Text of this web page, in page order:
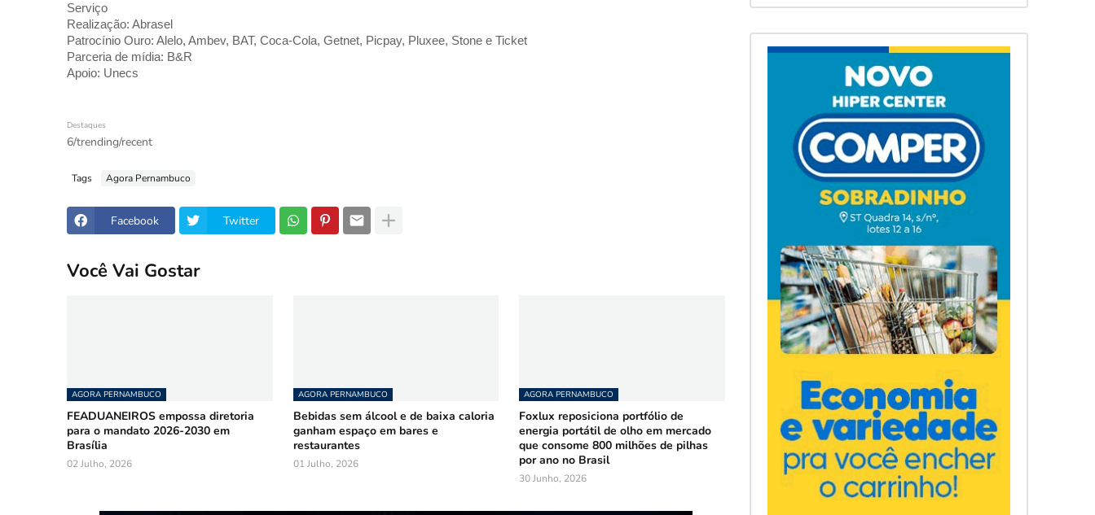
Serviço
Realização: Abrasel
Patrocínio Ouro: Alelo, Ambev, BAT, Coca-Cola, Getnet, Picpay, Pluxee, Stone e Ticket
Parceria de mídia: B&R
Apoio: Unecs
Destaques
6/trending/recent
Tags Agora Pernambuco
Facebook Twitter
Você Vai Gostar
AGORA PERNAMBUCO
FEADUANEIROS empossa diretoria
para o mandato 2026-2030 em
Brasília
02 Julho, 2026
AGORA PERNAMBUCO
Bebidas sem álcool e de baixa caloria
ganham espaço em bares e
restaurantes
01 Julho, 2026
AGORA PERNAMBUCO
Foxlux reposiciona portfólio de
energia portátil de olho em mercado
que consome 800 milhões de pilhas
por ano no Brasil
30 Junho, 2026